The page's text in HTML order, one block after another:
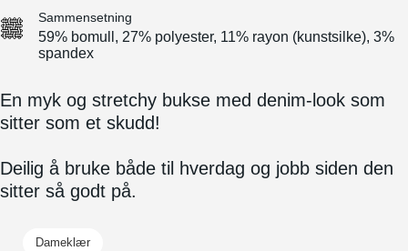
Sammensetning
59% bomull, 27% polyester, 11% rayon (kunstsilke), 3%
spandex
En myk og stretchy bukse med denim-look som
sitter som et skudd!
Deilig å bruke både til hverdag og jobb siden den
sitter så godt på.
Dameklær